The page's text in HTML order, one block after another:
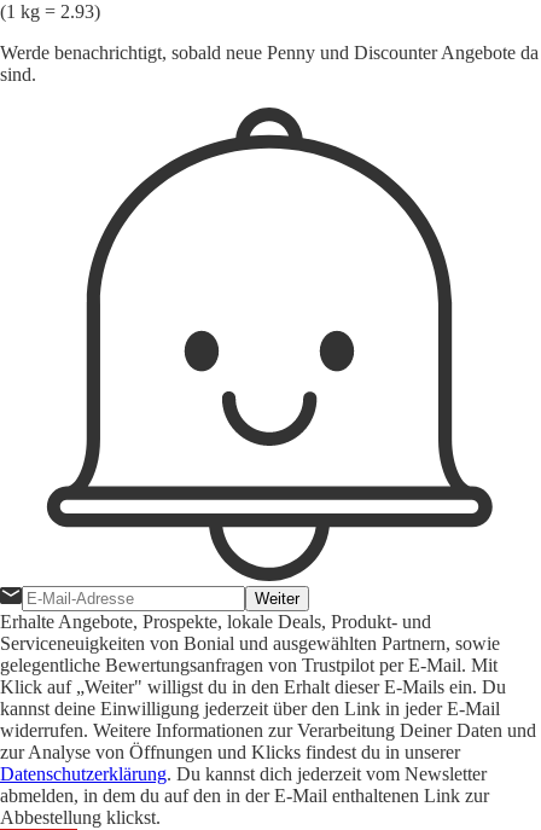
(1 kg = 2.93)
Werde benachrichtigt, sobald neue Penny und Discounter Angebote da
sind.
Weiter
Erhalte Angebote, Prospekte, lokale Deals, Produkt- und
Serviceneuigkeiten von Bonial und ausgewählten Partnern, sowie
gelegentliche Bewertungsanfragen von Trustpilot per E-Mail. Mit
Klick auf „Weiter" willigst du in den Erhalt dieser E-Mails ein. Du
kannst deine Einwilligung jederzeit über den Link in jeder E-Mail
widerrufen. Weitere Informationen zur Verarbeitung Deiner Daten und
zur Analyse von Öffnungen und Klicks findest du in unserer
Datenschutzerklärung. Du kannst dich jederzeit vom Newsletter
abmelden, in dem du auf den in der E-Mail enthaltenen Link zur
Abbestellung klickst.